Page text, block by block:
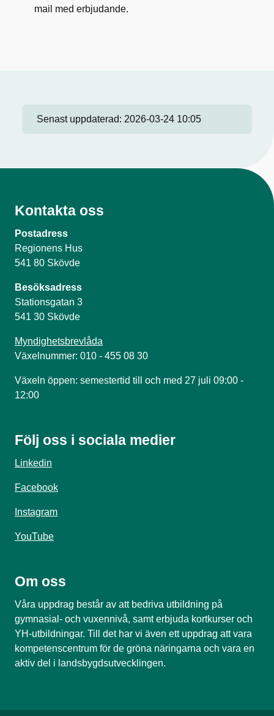
mail med erbjudande.
Senast uppdaterad: 2026-03-24 10:05
Kontakta oss
Postadress
Regionens Hus
541 80 Skövde
Besöksadress
Stationsgatan 3
541 30 Skövde
Myndighetsbrevlåda
Växelnummer: 010 - 455 08 30
Växeln öppen: semestertid till och med 27 juli 09:00 -
12:00
Följ oss i sociala medier
Linkedin
Facebook
Instagram
YouTube
Om oss
Våra uppdrag består av att bedriva utbildning på
gymnasial- och vuxennivå, samt erbjuda kortkurser och
YH-utbildningar. Till det har vi även ett uppdrag att vara
kompetenscentrum för de gröna näringarna och vara en
aktiv del i landsbygdsutvecklingen.